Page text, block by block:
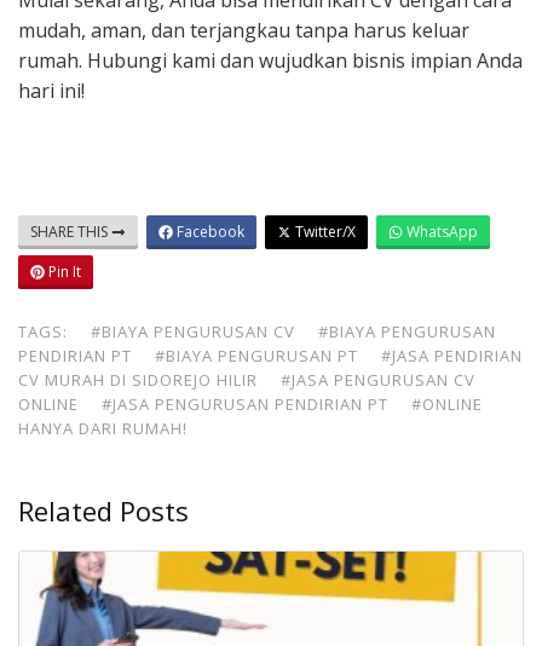
mudah, aman, dan terjangkau tanpa harus keluar
rumah. Hubungi kami dan wujudkan bisnis impian Anda
hari ini!
SHARE THIS Facebook Twitter/X
WhatsApp
Pin It
TAGS: #BIAYA PENGURUSAN CV
#BIAYA PENGURUSAN
PENDIRIAN PT
#BIAYA PENGURUSAN PT
#JASA PENDIRIAN
CV MURAH DI SIDOREJO HILIR
#JASA PENGURUSAN CV
ONLINE
#JASA PENGURUSAN PENDIRIAN PT
#ONLINE
HANYA DARI RUMAH!
Related Posts